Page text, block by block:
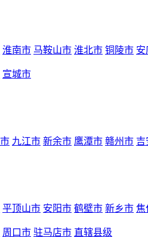
淮南市 马鞍山市 淮北市 铜陵市 安
宣城市
九江市 新余市 鹰潭市 赣州市 吉
平顶山市 安阳市 鹤壁市 新乡市 焦
周口市 驻马店市 直辖县级